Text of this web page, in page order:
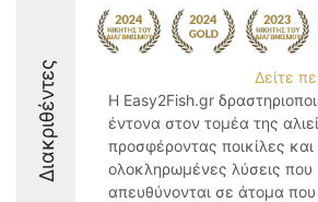
Διακριθέντες
Δείτε
Η Easy2Fish.gr
έντονα στον τομέα της
προσφέροντας ποικίλες και
ολοκληρωμένες λύσεις που
απευθύνονται σε άτομα που